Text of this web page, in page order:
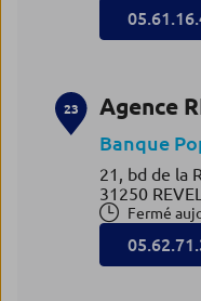
23 Agence
Banque
21, bd de la
31250 REVEL
Fermé